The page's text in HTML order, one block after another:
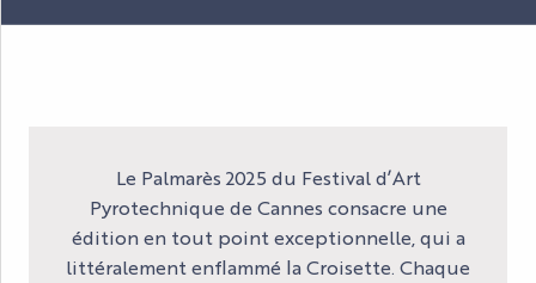
Le Palmarès 2025 du Festival d’Art
Pyrotechnique de Cannes consacre une
édition en tout point exceptionnelle, qui a
littéralement enflammé la Croisette. Chaque